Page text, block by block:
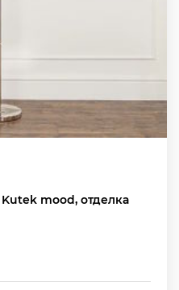
mood, отделка